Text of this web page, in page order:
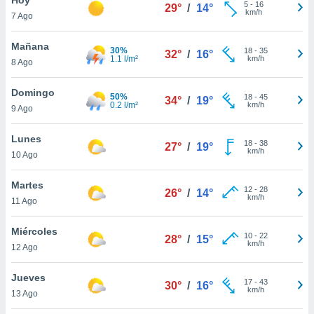
en
más
nuestra
de
cookies
aceptar
7 Ago
29° / 14° 5- 16
km/h
Mañana
8 Ago
30%
1.1 l/m²
32° / 16° 18- 35
km/h
Domingo
9 Ago
50%
0.2 l/m²
34° / 19° 18- 45
km/h
Lunes
10 Ago
27° / 19° 18- 38
km/h
Martes
11 Ago
26° / 14° 12- 28
km/h
Miércoles
12 Ago
28° / 15° 10- 22
km/h
Jueves
13 Ago
30° / 16° 17- 43
km/h